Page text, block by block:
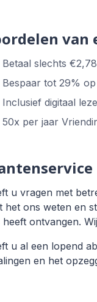
van
Betaal slechts
Bespaar tot 29%
Inclusief digitaal
50x per jaar
u vragen met
het ons weten en
heeft ontvangen.
u al een lopend
en het